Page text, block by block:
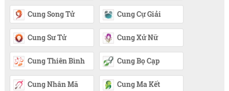
Cung Song Tử Cung Cự Giải
Cung Sư Tử Cung Xử Nữ
Cung Thiên Bình Cung Bọ Cạp
Cung Nhân Mã Cung Ma Kết